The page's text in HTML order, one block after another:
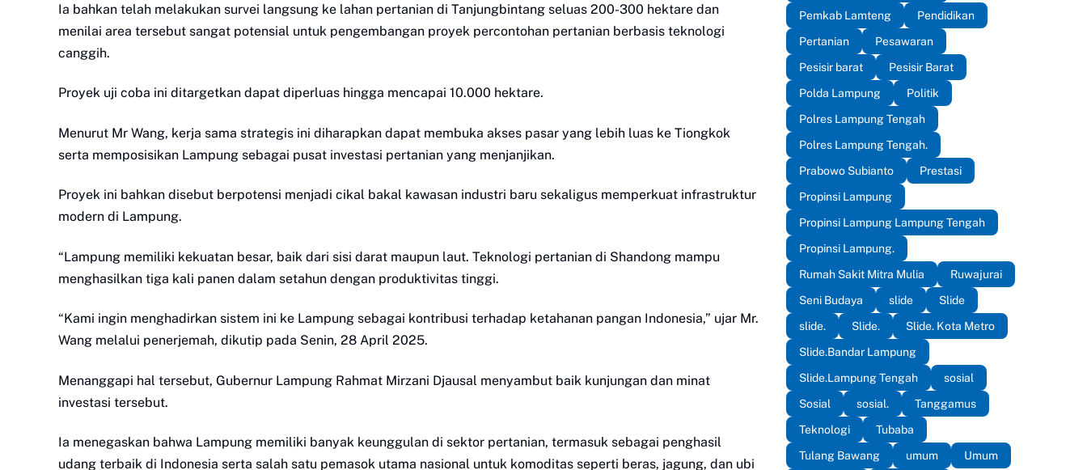
Ia bahkan telah melakukan survei langsung ke lahan pertanian di Tanjungbintang seluas 200-300 hektare dan
menilai area tersebut sangat potensial untuk pengembangan proyek percontohan pertanian berbasis teknologi
canggih.
Proyek uji coba ini ditargetkan dapat diperluas hingga mencapai 10.000 hektare.
Menurut Mr Wang, kerja sama strategis ini diharapkan dapat membuka akses pasar yang lebih luas ke Tiongkok
serta memposisikan Lampung sebagai pusat investasi pertanian yang menjanjikan.
Proyek ini bahkan disebut berpotensi menjadi cikal bakal kawasan industri baru sekaligus memperkuat infrastruktur
modern di Lampung.
“Lampung memiliki kekuatan besar, baik dari sisi darat maupun laut. Teknologi pertanian di Shandong mampu
menghasilkan tiga kali panen dalam setahun dengan produktivitas tinggi.
“Kami ingin menghadirkan sistem ini ke Lampung sebagai kontribusi terhadap ketahanan pangan Indonesia,” ujar Mr.
Wang melalui penerjemah, dikutip pada Senin, 28 April 2025.
Menanggapi hal tersebut, Gubernur Lampung Rahmat Mirzani Djausal menyambut baik kunjungan dan minat
investasi tersebut.
Ia menegaskan bahwa Lampung memiliki banyak keunggulan di sektor pertanian, termasuk sebagai penghasil
udang terbaik di Indonesia serta salah satu pemasok utama nasional untuk komoditas seperti beras, jagung, dan ubi
Pemkab Lamteng
Pendidikan
Pertanian
Pesawaran
Pesisir barat
Pesisir Barat
Polda Lampung
Politik
Polres Lampung Tengah
Polres Lampung Tengah.
Prabowo Subianto
Prestasi
Propinsi Lampung
Propinsi Lampung Lampung Tengah
Propinsi Lampung.
Rumah Sakit Mitra Mulia
Ruwajurai
Seni Budaya
slide
Slide
slide.
Slide.
Slide. Kota Metro
Slide.Bandar Lampung
Slide.Lampung Tengah
sosial
Sosial
sosial.
Tanggamus
Teknologi
Tubaba
Tulang Bawang
umum
Umum